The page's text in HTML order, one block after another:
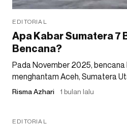
EDITORIAL
Apa Kabar Sumatera 7
Bencana?
Pada November 2025,
menghantam Aceh, Sumatera
Risma Azhari 1 bulan lalu
EDITORIAL